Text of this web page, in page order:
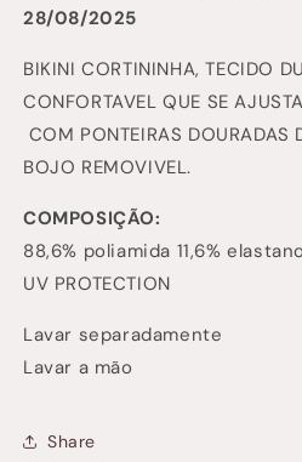
28/08/2025
BIKINI CORTININHA, TECIDO
CONFORTAVEL QUE SE
COM PONTEIRAS DOURADAS
BOJO REMOVIVEL.
COMPOSIÇÃO:
88,6% poliamida 11,6%
UV PROTECTION
Lavar separadamente
Lavar a mão
Share